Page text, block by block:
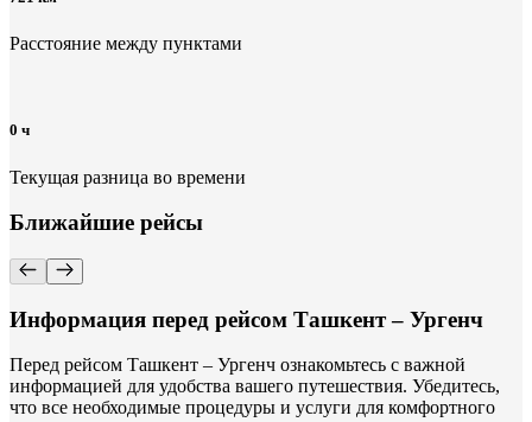
Расстояние между пунктами
0 ч
Текущая разница во времени
Ближайшие рейсы
Информация перед рейсом Ташкент – Ургенч
Перед рейсом Ташкент – Ургенч ознакомьтесь с важной
информацией для удобства вашего путешествия. Убедитесь,
что все необходимые процедуры и услуги для комфортного